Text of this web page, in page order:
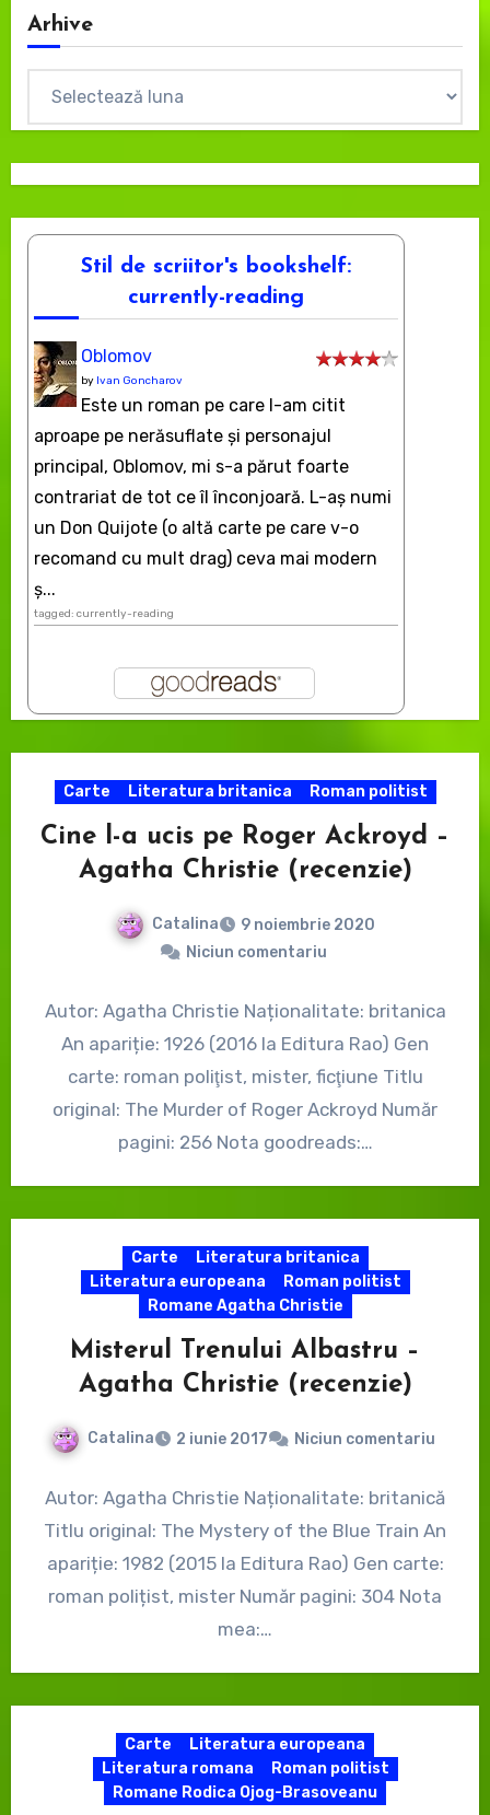
Arhive
Stil de scriitor's bookshelf:
currently-reading
Oblomov
by Ivan Goncharov
Este un roman pe care l-am citit
aproape pe nerăsuflate şi personajul
principal, Oblomov, mi s-a părut foarte
contrariat de tot ce îl înconjoară. L-aş numi
un Don Quijote (o altă carte pe care v-o
recomand cu mult drag) ceva mai modern
ș...
tagged: currently-reading
Carte Literatura britanica Roman politist
Cine l-a ucis pe Roger Ackroyd –
Agatha Christie (recenzie)
Catalina
9 noiembrie 2020
Niciun comentariu
Autor: Agatha Christie Naționalitate: britanica
An apariție: 1926 (2016 la Editura Rao) Gen
carte: roman poliţist, mister, ficţiune Titlu
original: The Murder of Roger Ackroyd Număr
pagini: 256 Nota goodreads:…
Carte
Literatura britanica
Literatura europeana
Roman politist
Romane Agatha Christie
Misterul Trenului Albastru –
Agatha Christie (recenzie)
Catalina 2 iunie 2017 Niciun comentariu
Autor: Agatha Christie Naționalitate: britanică
Titlu original: The Mystery of the Blue Train An
apariție: 1982 (2015 la Editura Rao) Gen carte:
roman polițist, mister Număr pagini: 304 Nota
mea:…
Carte
Literatura europeana
Literatura romana
Roman politist
Romane Rodica Ojog-Brasoveanu